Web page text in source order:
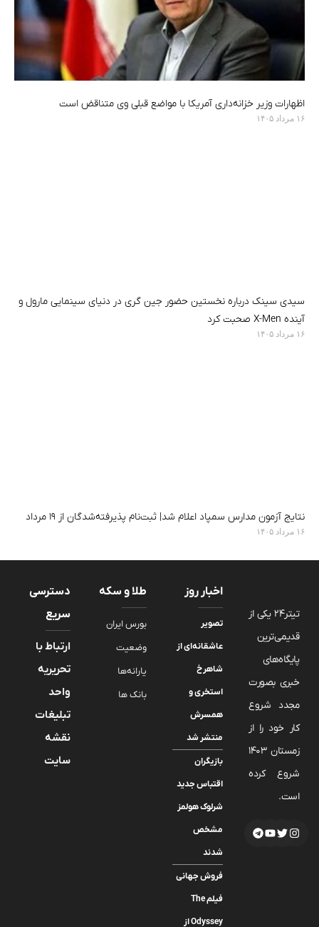
اظهارات وزیر خزانه‌داری آمریکا با مواضع قبلی وی متناقض است
۱۶ مرداد ۱۴۰۵
سیدی سینک درباره نخستین حضور جین گری در دنیای سینمایی مارول و
آینده X-Men صحبت کرد
۱۶ مرداد ۱۴۰۵
نتایج آزمون مدارس سمپاد اعلام شد| ثبت‌نام پذیرفته‌شدگان از ۱۹ مرداد
۱۶ مرداد ۱۴۰۵
تیتر24 یکی از
قدیمی‌ترین
پایگاه‌های
خبری بصورت
مجدد شروع
کار خود را از
زمستان 1403
شروع کرده
است.
اخبار روز
تصویر
عاشقانه‌ای از
شاهرخ
استخری و
همسرش
منتشر شد
بازیگران
اقتباس جدید
شرلوک هولمز
مشخص
شدند
فروش جهانی
فیلم The
Odyssey از
طلا و سکه
بورس ایران
وضعیت
یارانه‌ها
بانک ها
دسترسی
سریع
ارتباط با
تحریریه
واحد
تبلیغات
نقشه
سایت